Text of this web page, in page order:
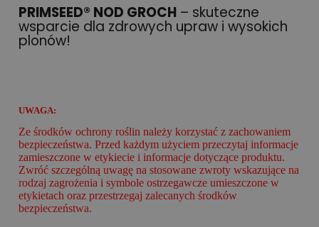
PRIMSEED® NOD GROCH – skuteczne
wsparcie dla zdrowych upraw i wysokich
plonów!
UWAGA:
Ze środków ochrony roślin należy korzystać z zachowaniem
bezpieczeństwa. Przed każdym użyciem przeczytaj informacje
zamieszczone w etykiecie i informacje dotyczące produktu.
Zwróć szczególną uwagę na stosowane zwroty wskazujące na
rodzaj zagrożenia i symbole ostrzegawcze umieszczone w
etykietach oraz przestrzegaj zalecanych środków
bezpieczeństwa.